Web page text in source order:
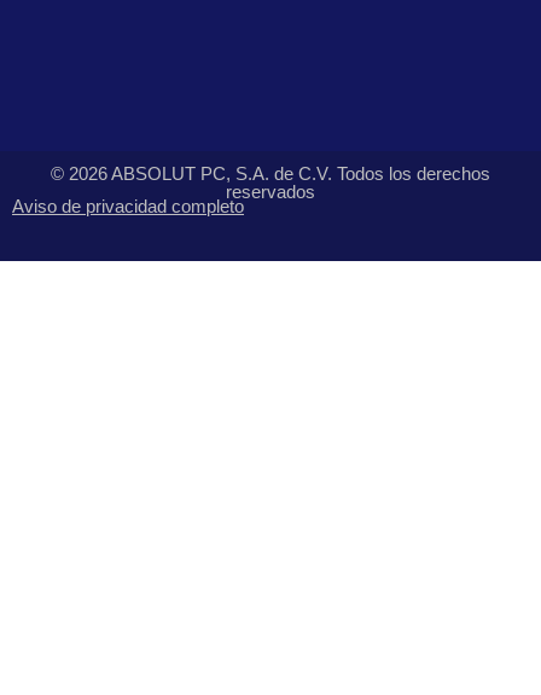
© 2026 ABSOLUT PC, S.A. de C.V. Todos los derechos
reservados
Aviso de privacidad completo